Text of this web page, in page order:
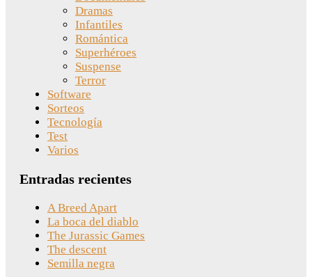
Dramas
Infantiles
Romántica
Superhéroes
Suspense
Terror
Software
Sorteos
Tecnología
Test
Varios
Entradas recientes
A Breed Apart
La boca del diablo
The Jurassic Games
The descent
Semilla negra